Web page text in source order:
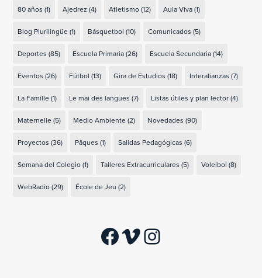
80 años (1) Ajedrez (4) Atletismo(12) Aula Viva(1)
Blog Plurilingüe(1) Básquetbol (10) Comunicados (5)
Deportes (85) Escuela Primaria(26) Escuela Secundaria(14)
Eventos (26) Fútbol (13) Gira de Estudios (18) Interalianzas (7)
La Famille(1) Le mai des langues (7) Listas útiles y plan lector(4)
Maternelle(5) Medio Ambiente(2) Novedades (90)
Proyectos (36) Pâques (1) Salidas Pedagógicas (6)
Semana del Colegio(1) Talleres Extracurriculares (5) Voleibol (8)
WebRadio(29) École de Jeu (2)
Facebook
VimeoInstagram